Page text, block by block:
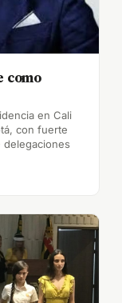
como
en Cali
con fuerte